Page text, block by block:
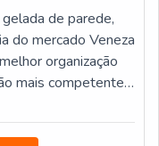
de parede,
do mercado Veneza
organização
mais competente
por filtro de